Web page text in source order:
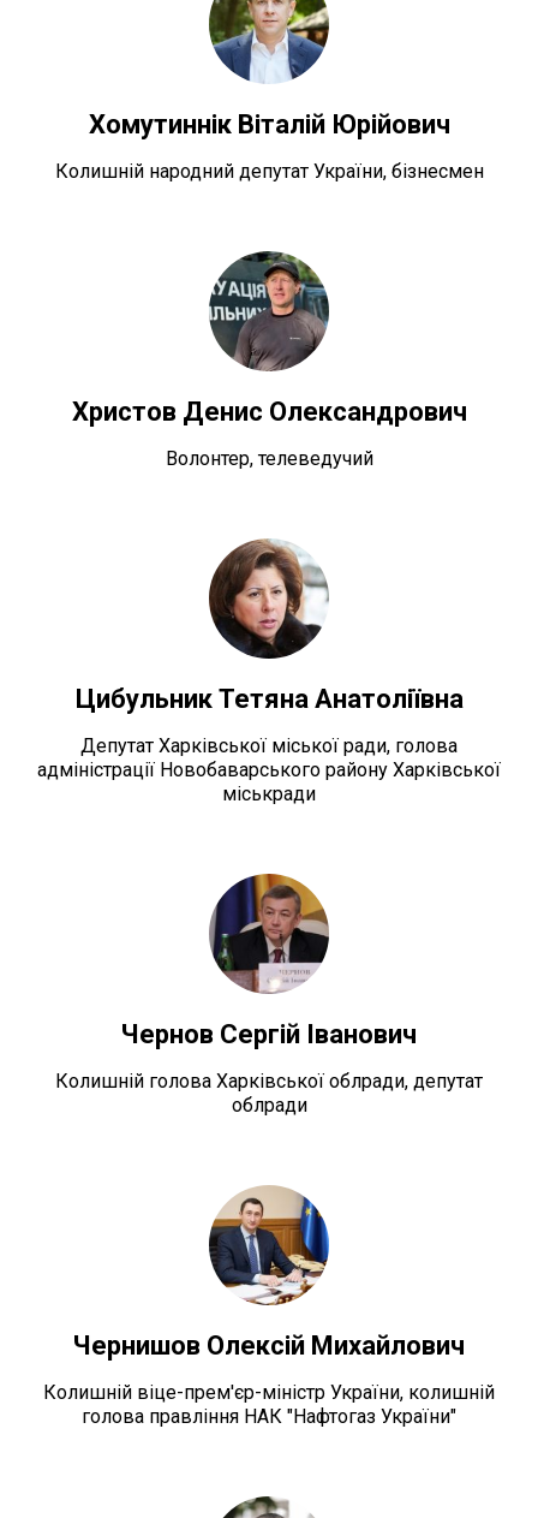
Хомутиннік Віталій Юрійович
Колишній народний депутат України, бізнесмен
Христов Денис Олександрович
Волонтер, телеведучий
Цибульник Тетяна Анатоліївна
Депутат Харківської міської ради, голова
адміністрації Новобаварського району Харківської
міськради
Чернов Сергій Іванович
Колишній голова Харківської облради, депутат
облради
Чернишов Олексій Михайлович
Колишній віце-прем'єр-міністр України, колишній
голова правління НАК "Нафтогаз України"